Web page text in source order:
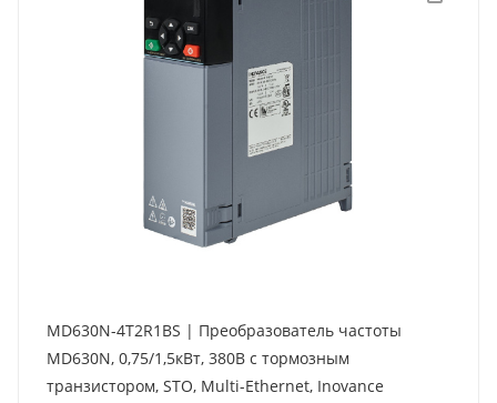
MD630N-4T2R1BS | Преобразователь частоты
MD630N, 0,75/1,5кВт, 380В с тормозным
транзистором, STO, Multi-Ethernet, Inovance